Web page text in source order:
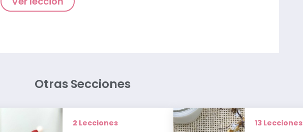
Otras Secciones
2 Lecciones 13 Lecciones